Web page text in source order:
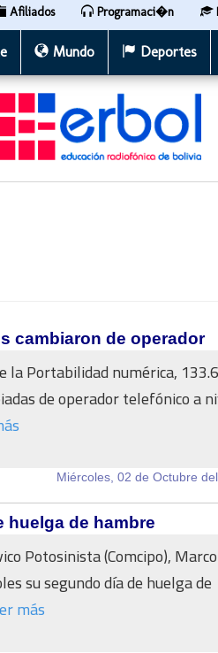
Afiliados Programaci�n
Mundo Deportes
cambiaron de operador
la Portabilidad numérica,
de operador telefónico a
Miércoles, 02 de Octubre
de hambre
Potosinista (Comcipo), Marco
su segundo día de huelga de
más